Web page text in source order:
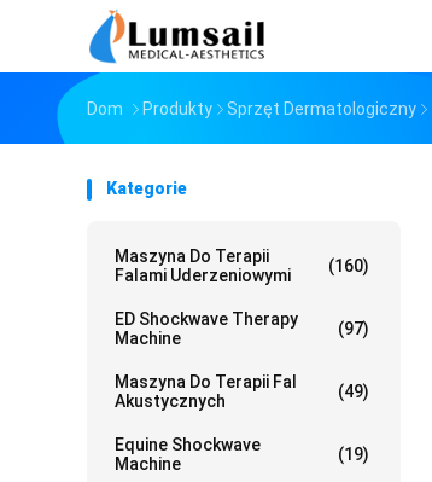
Dom Produkty Sprzęt Dermatologiczny
Kategorie
Maszyna Do Terapii
Falami Uderzeniowymi
(160)
ED Shockwave Therapy
Machine
(97)
Maszyna Do Terapii Fal
Akustycznych
(49)
Equine Shockwave
Machine
(19)